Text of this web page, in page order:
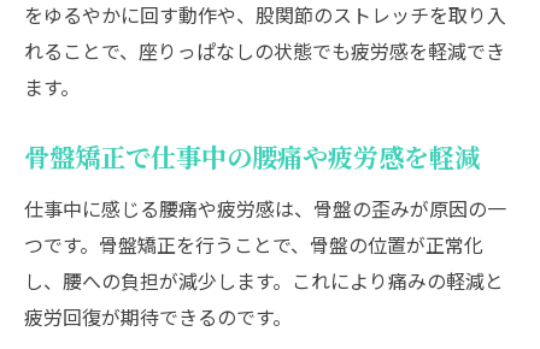
をゆるやかに回す動作や、股関節のストレッチを取り入
れることで、座りっぱなしの状態でも疲労感を軽減でき
ます。
骨盤矯正で仕事中の腰痛や疲労感を軽減
仕事中に感じる腰痛や疲労感は、骨盤の歪みが原因の一
つです。骨盤矯正を行うことで、骨盤の位置が正常化
し、腰への負担が減少します。これにより痛みの軽減と
疲労回復が期待できるのです。